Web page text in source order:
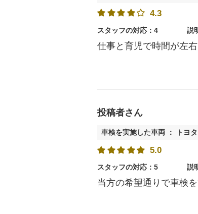
4.3
スタッフの対応：4 説
仕事と育児で時間が左
投稿者さん
車検を実施した車両 ： トヨ
5.0
スタッフの対応：5 説
当方の希望通りで車検